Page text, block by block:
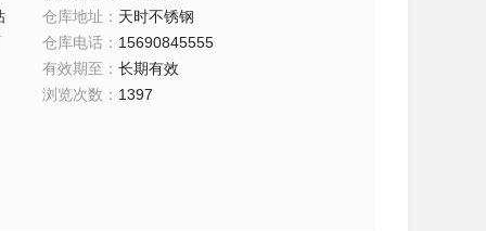
仓库地址 ： 天时不锈钢
仓库电话 ： 15690845555
有效期至 ：长期有效
浏览次数 ： 1397